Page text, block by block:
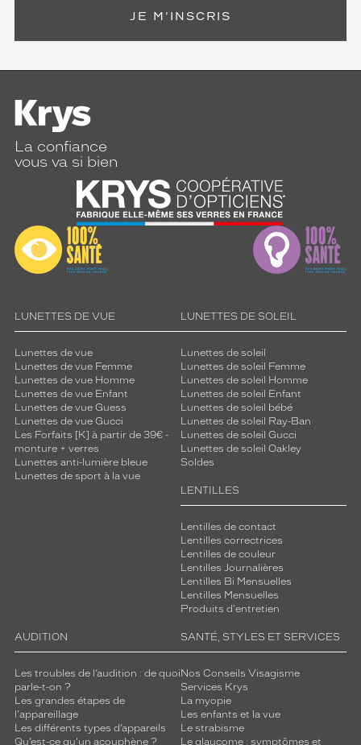
JE M'INSCRIS
La confiance
vous va si bien
LUNETTES DE VUE
Lunettes de vue
Lunettes de vue Femme
Lunettes de vue Homme
Lunettes de vue Enfant
Lunettes de vue Guess
Lunettes de vue Gucci
Les Forfaits [K] à partir de 39€ -
monture + verres
Lunettes anti-lumière bleue
Lunettes de sport à la vue
LUNETTES DE SOLEIL
Lunettes de soleil
Lunettes de soleil Femme
Lunettes de soleil Homme
Lunettes de soleil Enfant
Lunettes de soleil bébé
Lunettes de soleil Ray-Ban
Lunettes de soleil Gucci
Lunettes de soleil Oakley
Soldes
LENTILLES
Lentilles de contact
Lentilles correctrices
Lentilles de couleur
Lentilles Journalières
Lentilles Bi Mensuelles
Lentilles Mensuelles
Produits d'entretien
AUDITION
Les troubles de l’audition : de quoi
parle-t-on ?
Les grandes étapes de
l'appareillage
Les différents types d’appareils
Qu’est-ce qu'un acouphène ?
SANTÉ, STYLES ET SERVICES
Nos Conseils Visagisme
Services Krys
La myopie
Les enfants et la vue
Le strabisme
Le glaucome : symptômes et